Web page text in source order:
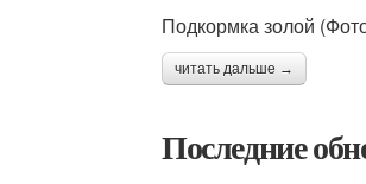
Подкормка золой
читать дальше →
Последние